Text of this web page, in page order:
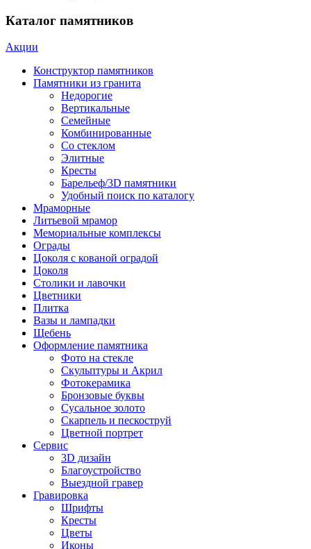
Каталог памятников
Акции
Конструктор памятников
Памятники из гранита
Недорогие
Вертикальные
Семейные
Комбинированные
Со стеклом
Элитные
Кресты
Барельеф/3D памятники
Удобный поиск по каталогу
Мраморные
Литьевой мрамор
Мемориальные комплексы
Ограды
Цоколя с кованой оградой
Цоколя
Столики и лавочки
Цветники
Плитка
Вазы и лампадки
Щебень
Оформление памятника
Фото на стекле
Скульптуры и Акрил
Фотокерамика
Бронзовые буквы
Сусальное золото
Скарпель и пескоструй
Цветной портрет
Сервис
3D дизайн
Благоустройство
Выездной гравер
Гравировка
Шрифты
Кресты
Цветы
Иконы